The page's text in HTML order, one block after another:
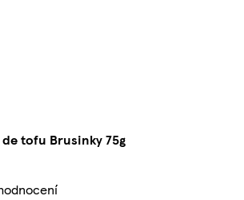
de tofu Brusinky 75g